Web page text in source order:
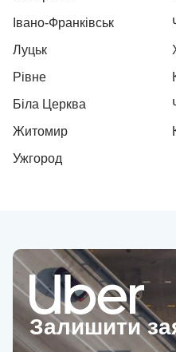
Івано-Франківськ
Луцьк
Рівне
Біла Церква
Житомир
Ужгород
Залишити